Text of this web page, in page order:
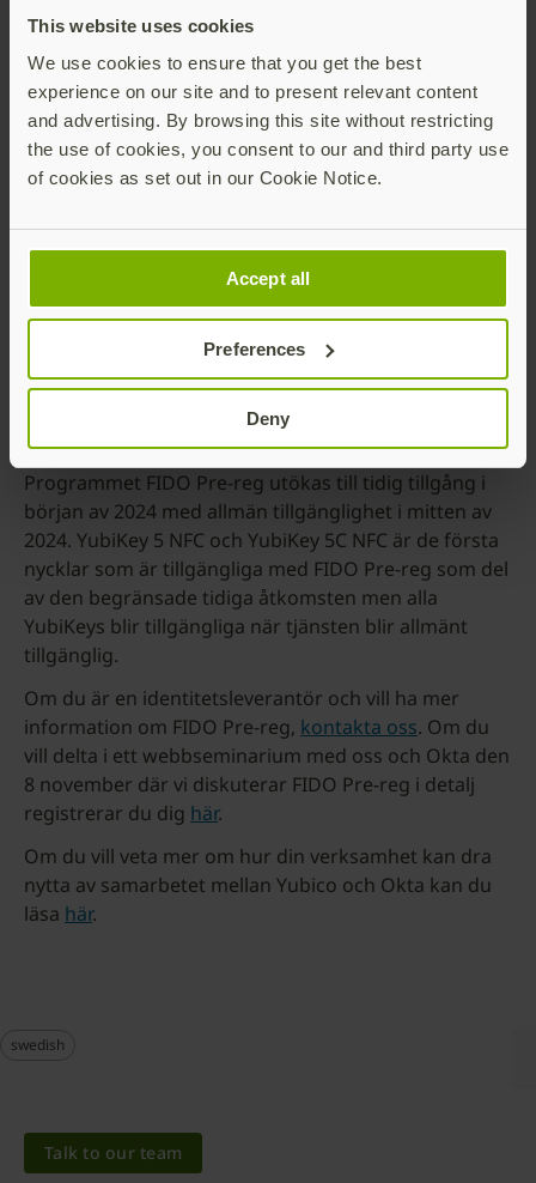
This website uses cookies
We use cookies to ensure that you get the best
experience on our site and to present relevant content
and advertising. By browsing this site without restricting
the use of cookies, you consent to our and third party use
of cookies as set out in our Cookie Notice.
Accept all
Preferences
Deny
informationssystems- och säkerhetsteamet på
DigitalOcean följande om FIDO Pre-reg:
”Det här är fantastiskt! Yubico lyssnade inte bara,
utan de gav oss en lösning som hjälper till att lösa
våra utmaningar när det kommer till användandet,
samtidigt som kostnaderna minskar.”
Är du intresserad av FIDO Pre-reg? Hur du
kan ta del av detta
FIDO Pre-reg är endast tillgängligt via YubiEnterprise
Subscription, som innebär större
verksamhetsflexibilitet och minskar kostnaderna för
att komma igång.
Programmet FIDO Pre-reg utökas till tidig tillgång i
början av 2024 med allmän tillgänglighet i mitten av
2024. YubiKey 5 NFC och YubiKey 5C NFC är de första
nycklar som är tillgängliga med FIDO Pre-reg som del
av den begränsade tidiga åtkomsten men alla
YubiKeys blir tillgängliga när tjänsten blir allmänt
tillgänglig.
Om du är en identitetsleverantör och vill ha mer
information om FIDO Pre-reg, kontakta oss. Om du
vill delta i ett webbseminarium med oss och Okta den
8 november där vi diskuterar FIDO Pre-reg i detalj
registrerar du dig här.
Om du vill veta mer om hur din verksamhet kan dra
nytta av samarbetet mellan Yubico och Okta kan du
läsa här.
swedish
Talk to our team